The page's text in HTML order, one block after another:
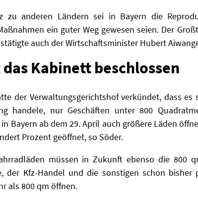
zu anderen Ländern sei in Bayern die
ein guter Weg gewesen seien. Der
auch der Wirtschaftsminister Hubert
das Kabinett beschlossen
der Verwaltungsgerichtshof verkündet, dass
handele, nur Geschäften unter 800
Bayern ab dem 29. April auch größere Läden
Prozent geöffnet, so Söder.
müssen in Zukunft ebenso die 800
der Kfz-Handel und die sonstigen schon
als 800 qm öffnen.